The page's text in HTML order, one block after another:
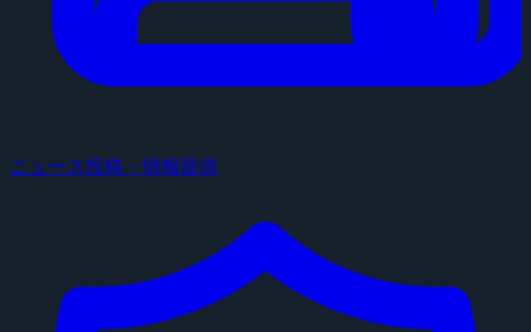
ニュース投稿・情報提供